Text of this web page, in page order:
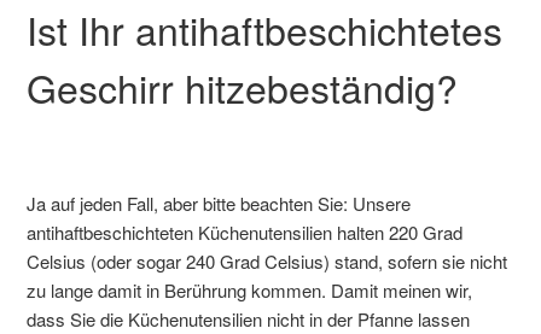
Ist Ihr antihaftbeschichtetes
Geschirr hitzebeständig?
Ja auf jeden Fall, aber bitte beachten Sie: Unsere
antihaftbeschichteten Küchenutensilien halten 220 Grad
Celsius (oder sogar 240 Grad Celsius) stand, sofern sie nicht
zu lange damit in Berührung kommen. Damit meinen wir,
dass Sie die Küchenutensilien nicht in der Pfanne lassen